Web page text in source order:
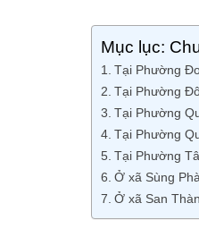
Mục lục:
Tại Phường
Tại Phường
Tại Phường
Tại Phường
Tại Phường
Ở xã Sùng
Ở xã San